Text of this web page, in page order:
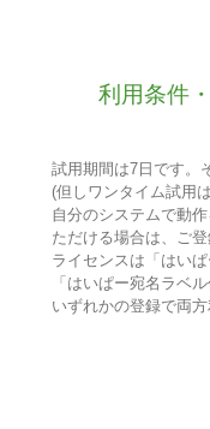
利用条件
試用期間は7日です。
(但しワンタイム試用
自分のシステムで動
ただける場合は、ご登
ライセンスは「はい
「はいぱー宛名ラベ
いずれかの登録で両方